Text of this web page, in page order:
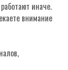
иначе.
внимание